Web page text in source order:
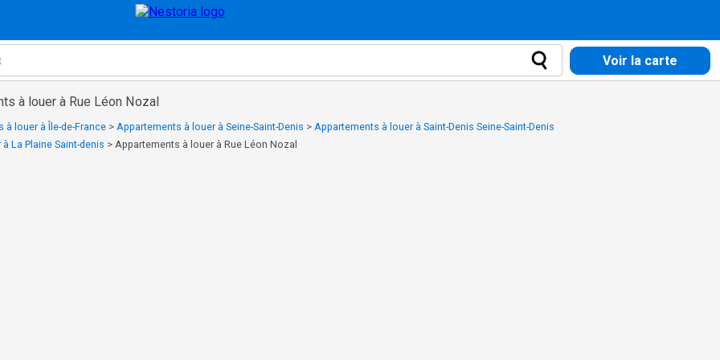
Voir la carte
à louer à Rue Léon Nozal
à louer à Île-de-France > Appartements à louer à Seine-Saint-Denis > Appartements à louer à Saint-Denis Seine-Saint-Denis
La Plaine Saint-denis > Appartements à louer à Rue Léon Nozal